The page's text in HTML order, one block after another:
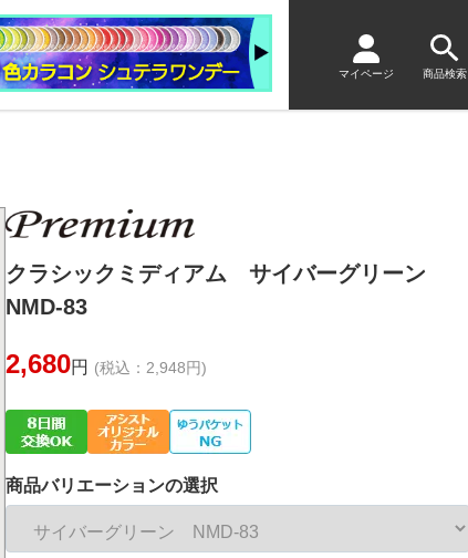
マイページ 商品検索
クラシックミディアム サイバーグリーン
NMD-83
2,680円 (税込：2,948円)
商品バリエーションの選択